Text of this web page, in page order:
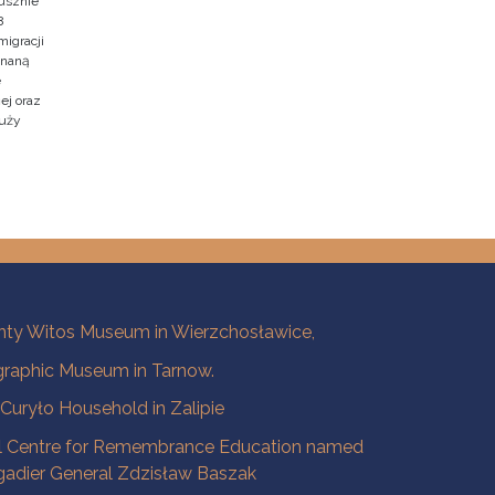
oraz
Witos Museum in Wierzchosławice,
Museum in Tarnow.
Household in Zalipie
Centre for Remembrance Education named
General Zdzisław Baszak